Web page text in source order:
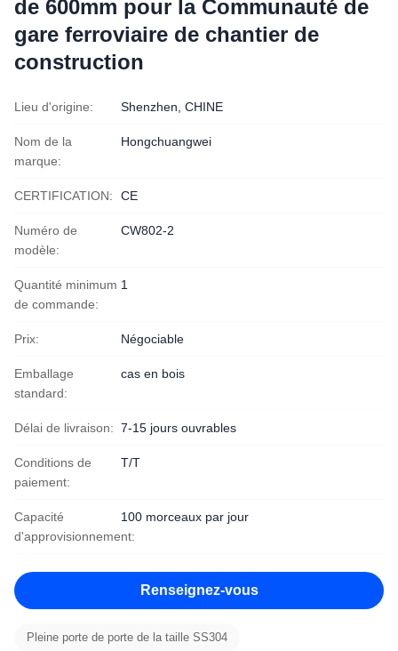
de 600mm pour la Communauté de
gare ferroviaire de chantier de
construction
Lieu d'origine: Shenzhen, CHINE
Nom de la
marque:
Hongchuangwei
CERTIFICATION: CE
Numéro de
modèle:
CW802-2
Quantité minimum
de commande:
1
Prix: Négociable
Emballage
standard:
cas en bois
Délai de livraison: 7-15 jours ouvrables
Conditions de
paiement:
T/T
Capacité
d'approvisionnement:
100 morceaux par jour
Renseignez-vous
Pleine porte de porte de la taille SS304